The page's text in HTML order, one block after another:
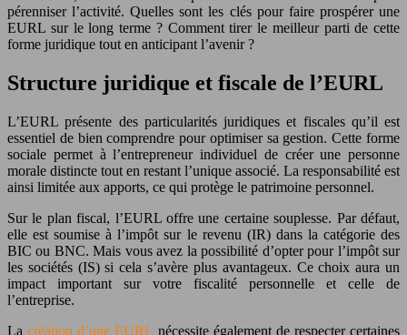
pérenniser l’activité. Quelles sont les clés pour faire prospérer une
EURL sur le long terme ? Comment tirer le meilleur parti de cette
forme juridique tout en anticipant l’avenir ?
Structure juridique et fiscale de l’EURL
L’EURL présente des particularités juridiques et fiscales qu’il est
essentiel de bien comprendre pour optimiser sa gestion. Cette forme
sociale permet à l’entrepreneur individuel de créer une personne
morale distincte tout en restant l’unique associé. La responsabilité est
ainsi limitée aux apports, ce qui protège le patrimoine personnel.
Sur le plan fiscal, l’EURL offre une certaine souplesse. Par défaut,
elle est soumise à l’impôt sur le revenu (IR) dans la catégorie des
BIC ou BNC. Mais vous avez la possibilité d’opter pour l’impôt sur
les sociétés (IS) si cela s’avère plus avantageux. Ce choix aura un
impact important sur votre fiscalité personnelle et celle de
l’entreprise.
Lacréation d’une EURL nécessite également de respecter certaines